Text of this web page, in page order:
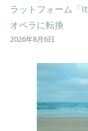
ラットフォーム
オペラに転換
2026年8月6日